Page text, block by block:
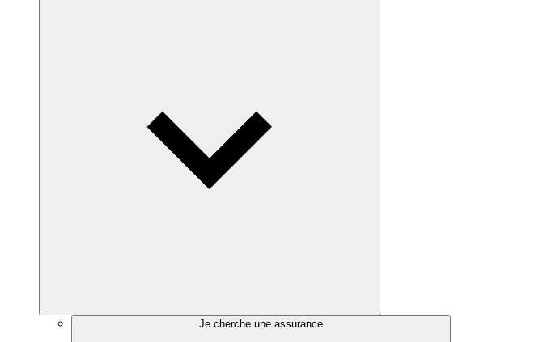
Je cherche une assurance